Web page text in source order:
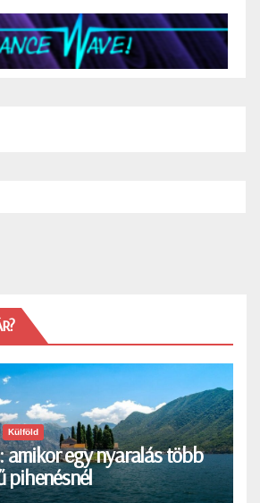
Külföld
amikor egy nyaralás több
pihenésnél